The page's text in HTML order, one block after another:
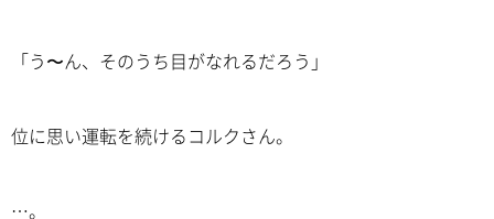
「う〜ん、そのうち目がなれるだろう」
位に思い運転を続けるコルクさん。
…。